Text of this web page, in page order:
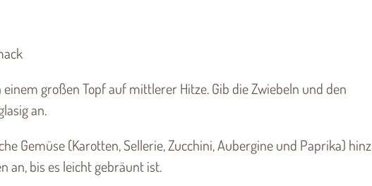
großen Topf auf mittlerer Hitze. Gib die Zwiebeln und den
an.
Gemüse (Karotten, Sellerie, Zucchini, Aubergine und Paprika)
an, bis es leicht gebräunt ist.